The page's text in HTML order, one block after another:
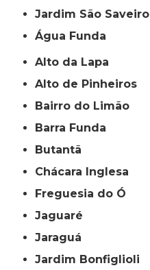
jardim São Saveiro
Água Funda
Alto da Lapa
Alto de Pinheiros
Bairro do Limão
Barra Funda
Butantã
Chácara Inglesa
Freguesia do Ó
Jaguaré
Jaraguá
Jardim Bonfiglioli